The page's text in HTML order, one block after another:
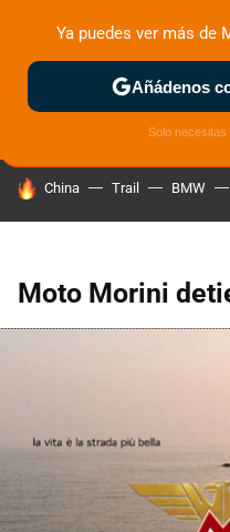
ZONA DE PRUEBAS
HOY SE HABLA DE
China Trail BMW
Moto Morini
Ya puedes ver más de
Añádenos
Solo necesitas